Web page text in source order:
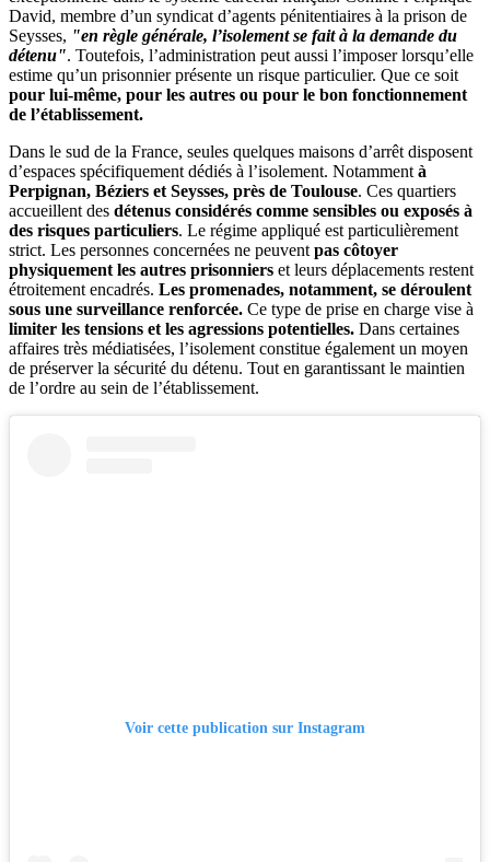
David, membre d’un syndicat d’agents pénitentiaires à la prison de
Seysses, "en règle générale, l’isolement se fait à la demande du
détenu". Toutefois, l’administration peut aussi l’imposer lorsqu’elle
estime qu’un prisonnier présente un risque particulier. Que ce soit
pour lui-même, pour les autres ou pour le bon fonctionnement
de l’établissement.
Dans le sud de la France, seules quelques maisons d’arrêt disposent
d’espaces spécifiquement dédiés à l’isolement. Notamment à
Perpignan, Béziers et Seysses, près de Toulouse. Ces quartiers
accueillent des détenus considérés comme sensibles ou exposés à
des risques particuliers. Le régime appliqué est particulièrement
strict. Les personnes concernées ne peuvent pas côtoyer
physiquement les autres prisonniers et leurs déplacements restent
étroitement encadrés. Les promenades, notamment, se déroulent
sous une surveillance renforcée. Ce type de prise en charge vise à
limiter les tensions et les agressions potentielles. Dans certaines
affaires très médiatisées, l’isolement constitue également un moyen
de préserver la sécurité du détenu. Tout en garantissant le maintien
de l’ordre au sein de l’établissement.
Voir cette publication sur Instagram